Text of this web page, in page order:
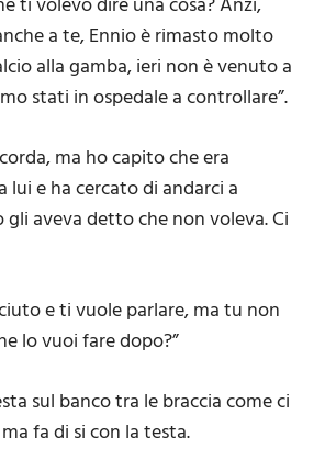
a te, Ennio è rimasto molto
alla gamba, ieri non è venuto a
stati in ospedale a controllare”.
ma ho capito che era
lui e ha cercato di andarci a
gli aveva detto che non voleva. Ci
e ti vuole parlare, ma tu non
lo vuoi fare dopo?”
sul banco tra le braccia come ci
fa di si con la testa.